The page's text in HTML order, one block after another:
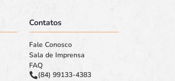
Contatos
Fale Conosco
Sala de Imprensa
FAQ
(84) 99133-4383